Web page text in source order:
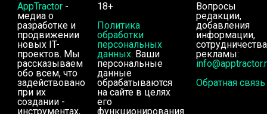
AppTractor-
медиа о
разработке и
продвижении
новых IT-
проектов. Мы
рассказываем
обо всем, что
задействовано
при их
создании -
инструментах,
18+
Политика
обработки
персональных
данных. Ваши
персональные
данные
обрабатываются
на сайте в целях
его
функционирования
Вопросы
редакции,
добавления
информации,
рекламы:
Обратная связь